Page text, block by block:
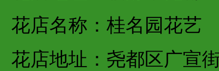
花店名称：桂名园花艺
花店地址：尧都区广宣